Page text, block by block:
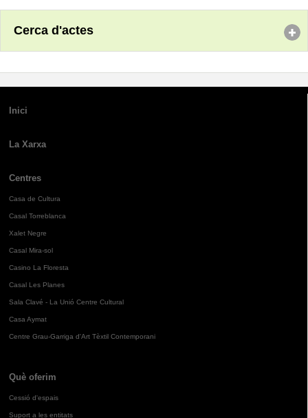
Cerca d'actes
Inici
La Xarxa
Centres
Casa de Cultura
Casal Torreblanca
Xalet Negre
Casal Mira-sol
Casino La Floresta
Casal Les Planes
Sala Clavé - La Unió Centre Cultural
Casa Aymat
Centre Grau-Garriga d'Art Tèxtil Contemporani
Què oferim
Cessió d'espais
Suport a les entitats